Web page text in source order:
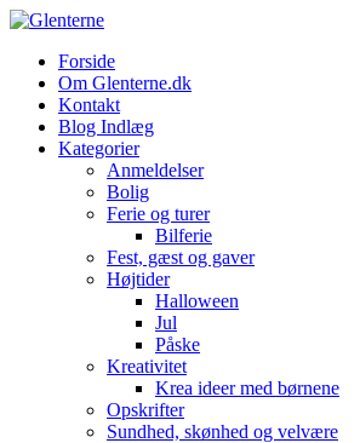
Skip
contentForside
Om Glenterne.dk
Kontakt
Blog Indlæg
Kategorier
Anmeldelser
Bolig
Ferie og turer
Bilferie
Fest, gæst og gaver
Højtider
Halloween
Jul
Påske
Kreativitet
Krea ideer med børnene
Opskrifter
Sundhed, skønhed og velvære